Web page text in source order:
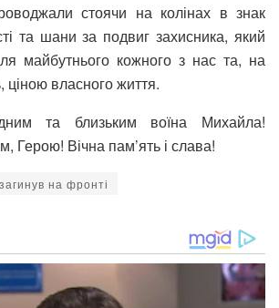
стоячи на колінах в знак
та шани за подвиг захисника, який
майбутнього кожного з нас та, на
власного життя.
та близьким воїна Михайла!
Герою! Вічна пам’ять і слава!
загинув на фронті